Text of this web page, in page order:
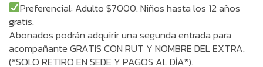
Preferencial: Adulto $7000. Niños hasta los 12 años
gratis.
Abonados podrán adquirir una segunda entrada para
acompañante GRATIS CON RUT Y NOMBRE DEL EXTRA.
(*SOLO RETIRO EN SEDE Y PAGOS AL DÍA*).